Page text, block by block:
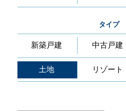
タイプ
新築戸建 中古戸建
土地 リゾート